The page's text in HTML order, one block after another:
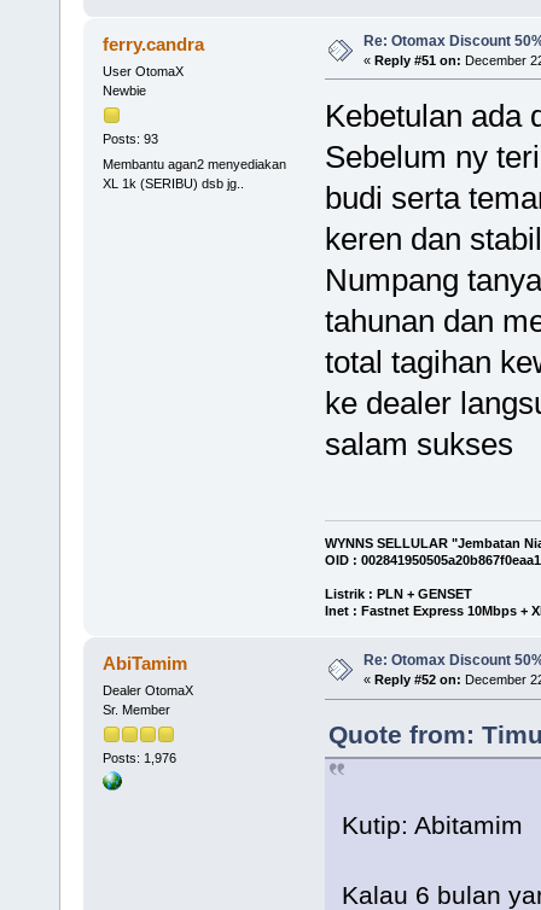
ferry.candra
User OtomaX
Newbie
Posts: 93
Membantu agan2 menyediakan
XL 1k (SERIBU) dsb jg..
Re: Otomax Discount
« Reply #51 on: December
Kebetulan ada
Sebelum ny
budi serta
keren dan
Numpang
tahunan dan
total tagihan
ke dealer
salam sukses
WYNNS SELLULAR "Jembatan
OID :
Listrik : PLN + GENSET
Inet : Fastnet Express 10Mbps +
AbiTamim
Dealer OtomaX
Sr. Member
Posts: 1,976
Re: Otomax Discount
« Reply #52 on: December
Quote from:
Kutip: Abitamim
Kalau 6 bulan